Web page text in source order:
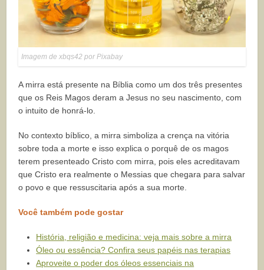
Imagem de xbqs42 por Pixabay
A mirra está presente na Bíblia como um dos três presentes
que os Reis Magos deram a Jesus no seu nascimento, com
o intuito de honrá-lo.
No contexto bíblico, a mirra simboliza a crença na vitória
sobre toda a morte e isso explica o porquê de os magos
terem presenteado Cristo com mirra, pois eles acreditavam
que Cristo era realmente o Messias que chegara para salvar
o povo e que ressuscitaria após a sua morte.
Você também pode gostar
História, religião e medicina: veja mais sobre a mirra
Óleo ou essência? Confira seus papéis nas terapias
Aproveite o poder dos óleos essenciais na